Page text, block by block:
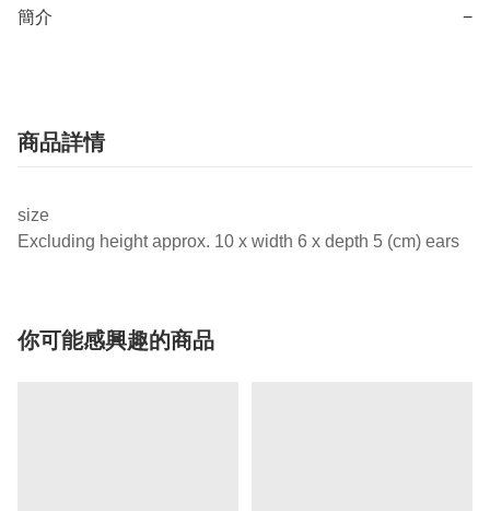
簡介 −
商品詳情
size
Excluding height approx. 10 x width 6 x depth 5 (cm) ears
你可能感興趣的商品